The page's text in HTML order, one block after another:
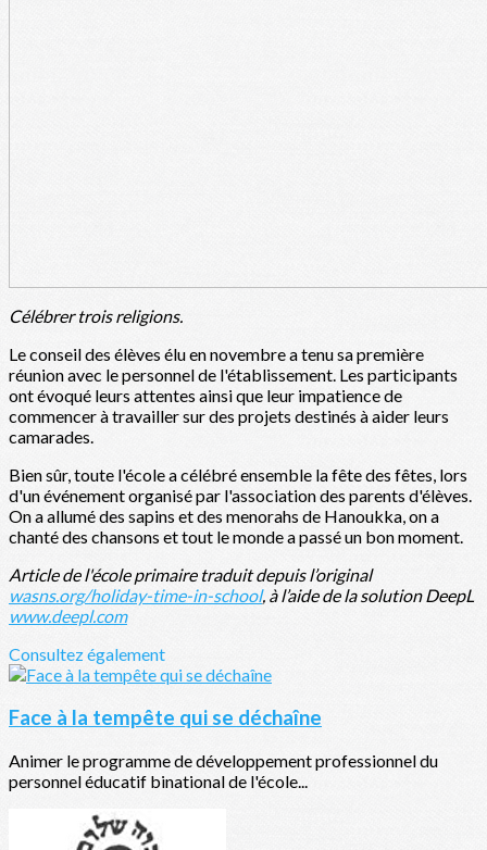
Célébrer trois religions.
Le conseil des élèves élu en novembre a tenu sa première
réunion avec le personnel de l'établissement. Les participants
ont évoqué leurs attentes ainsi que leur impatience de
commencer à travailler sur des projets destinés à aider leurs
camarades.
Bien sûr, toute l'école a célébré ensemble la fête des fêtes, lors
d'un événement organisé par l'association des parents d'élèves.
On a allumé des sapins et des menorahs de Hanoukka, on a
chanté des chansons et tout le monde a passé un bon moment.
Article de l'école primaire traduit depuis l’original
wasns.org/holiday-time-in-school, à l’aide de la solution DeepL
www.deepl.com
Consultez également
Face à la tempête qui se déchaîne
Animer le programme de développement professionnel du
personnel éducatif binational de l'école...